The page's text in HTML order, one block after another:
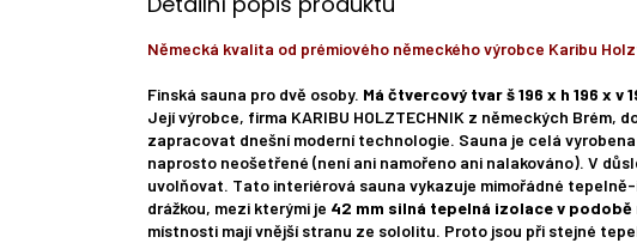
Německá kvalita od prémiového německého výrobce Karibu
Finská sauna pro dvě osoby. Má čtvercový tvar š 196 x h 196 x v
Její výrobce, firma KARIBU HOLZTECHNIK z německých
zapracovat dnešní moderní technologie. Sauna je celá
naprosto neošetřené (není ani namořeno ani nalakováno). V
uvolňovat. Tato interiérová sauna vykazuje mimořádné
drážkou, mezi kterými je 42 mm silná tepelná izolace v podobě
místnosti mají vnější stranu ze sololitu. Proto jsou při stejné